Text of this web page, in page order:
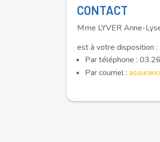
CONTACT
Mme LYVER Anne-
est à votre disposition :
Par téléphone :
Par courriel :